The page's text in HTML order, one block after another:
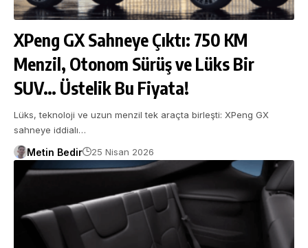
XPeng GX Sahneye Çıktı: 750 KM
Menzil, Otonom Sürüş ve Lüks Bir
SUV… Üstelik Bu Fiyata!
Lüks, teknoloji ve uzun menzil tek araçta birleşti: XPeng GX
sahneye iddialı…
Metin Bedir 25 Nisan 2026